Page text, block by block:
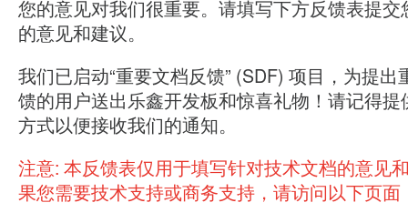
您的意见对我们很重要。请填写下方反馈表提交
的意见和建议。
我们已启动“重要文档反馈” (SDF) 项目，为提出
馈的用户送出乐鑫开发板和惊喜礼物！请记得提
方式以便接收我们的通知。
注意: 本反馈表仅用于填写针对技术文档的意见
果您需要技术支持或商务支持，请访问以下页面